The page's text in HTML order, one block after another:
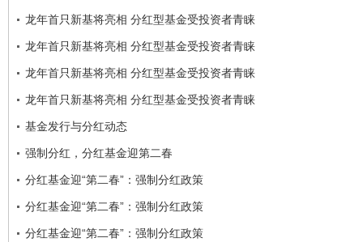
龙年首只新基将亮相 分红型基金受投资者青睐
龙年首只新基将亮相 分红型基金受投资者青睐
龙年首只新基将亮相 分红型基金受投资者青睐
龙年首只新基将亮相 分红型基金受投资者青睐
基金发行与分红动态
强制分红，分红基金迎第二春
分红基金迎“第二春”：强制分红政策
分红基金迎“第二春”：强制分红政策
分红基金迎“第二春”：强制分红政策